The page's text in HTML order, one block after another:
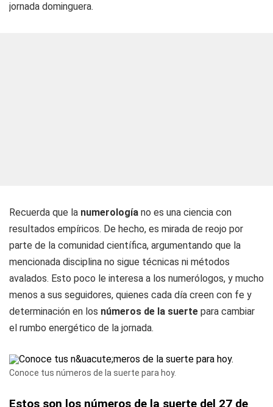
jornada dominguera.
Recuerda que la numerología no es una ciencia con
resultados empíricos. De hecho, es mirada de reojo por
parte de la comunidad científica, argumentando que la
mencionada disciplina no sigue técnicas ni métodos
avalados. Esto poco le interesa a los numerólogos, y mucho
menos a sus seguidores, quienes cada día creen con fe y
determinación en los números de la suerte para cambiar
el rumbo energético de la jornada.
Conoce tus números de la suerte para hoy.
Estos son los números de la suerte del 27 de